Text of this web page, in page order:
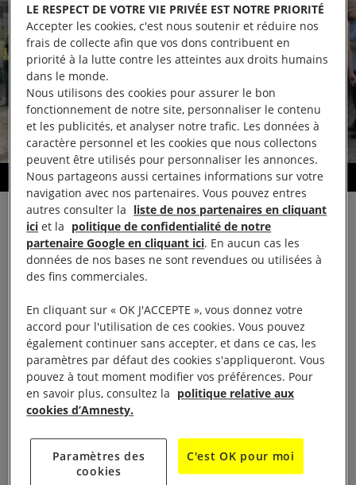
Information et sensibilisation
LA VIE DU GROUPE
Présentation
Le groupe de Limoges s’est crée vers le milieu des
années 70. Aujourd’hui, une quinzaine de
bénévoles animés des mêmes motivations se
droits inscrits dans la
Déclaration universelle des
droits de l’homme
(DUDH).
LE RESPECT DE VOTRE VIE PRIVÉE EST NOTRE PRIORITÉ
Accepter les cookies, c'est nous soutenir et réduire nos
frais de collecte afin que vos dons contribuent en
priorité à la lutte contre les atteintes aux droits humains
dans le monde.
Nous utilisons des cookies pour assurer le bon
fonctionnement de notre site, personnaliser le contenu
et les publicités, et analyser notre trafic. Les données à
caractère personnel et les cookies que nous collectons
peuvent être utilisés pour personnaliser les annonces.
Nous partageons aussi certaines informations sur votre
navigation avec nos partenaires. Vous pouvez entres
autres consulter la liste de nos partenaires en cliquant
ici et la politique de confidentialité de notre
partenaire Google en cliquant ici. En aucun cas les
données de nos bases ne sont revendues ou utilisées à
des fins commerciales.
En cliquant sur « OK J'ACCEPTE », vous donnez votre
accord pour l'utilisation de ces cookies. Vous pouvez
également continuer sans accepter, et dans ce cas, les
paramètres par défaut des cookies s'appliqueront. Vous
pouvez à tout moment modifier vos préférences. Pour
en savoir plus, consultez la politique relative aux
cookies d’Amnesty.
Paramètres des
cookies
C'est OK pour moi